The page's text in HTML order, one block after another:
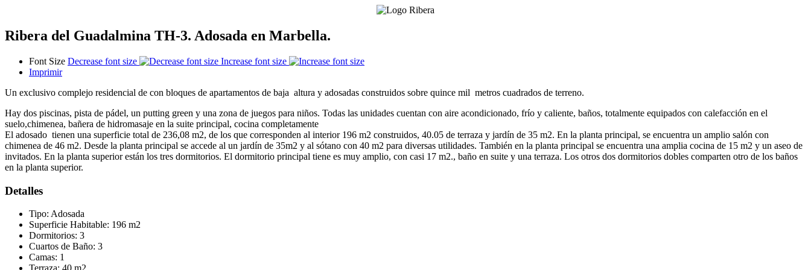
Ribera del Guadalmina TH-3. Adosada en Marbella.
Font Size Decrease font size
Increase font size
Imprimir
Un exclusivo complejo residencial de con bloques de apartamentos de baja altura y adosadas construidos sobre quince mil metros cuadrados de terreno.
Hay dos piscinas, pista de pádel, un putting green y una zona de juegos para niños. Todas las unidades cuentan con aire acondicionado, frío y caliente, baños, totalmente equipados con calefacción en el
suelo,chimenea, bañera de hidromasaje en la suite principal, cocina completamente
El adosado tienen una superficie total de 236,08 m2, de los que corresponden al interior 196 m2 construidos, 40.05 de terraza y jardín de 35 m2. En la planta principal, se encuentra un amplio salón con
chimenea de 46 m2. Desde la planta principal se accede al un jardín de 35m2 y al sótano con 40 m2 para diversas utilidades. También en la planta principal se encuentra una amplia cocina de 15 m2 y un aseo de
invitados. En la planta superior están los tres dormitorios. El dormitorio principal tiene es muy amplio, con casi 17 m2., baño en suite y una terraza. Los otros dos dormitorios dobles comparten otro de los baños
en la planta superior.
Detalles
Tipo: Adosada
Superficie Habitable: 196 m2
Dormitorios: 3
Cuartos de Baño: 3
Camas: 1